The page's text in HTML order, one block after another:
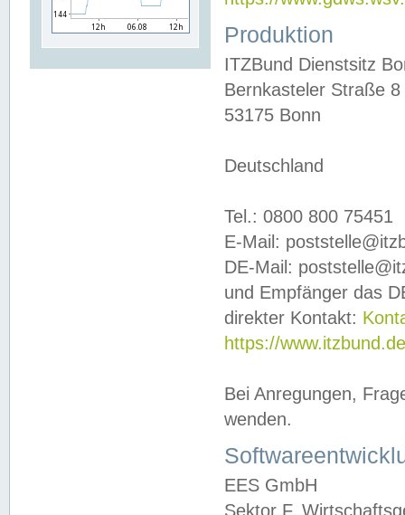
Produktion
ITZBund Dienstsitz
Bernkasteler Straße 8
53175 Bonn
Deutschland
Tel.: 0800 800 75451
E-Mail:
DE-Mail:
und Empfänger das
direkter Kontakt:
https://
Bei Anregungen,
wenden.
EES GmbH
Sektor F,